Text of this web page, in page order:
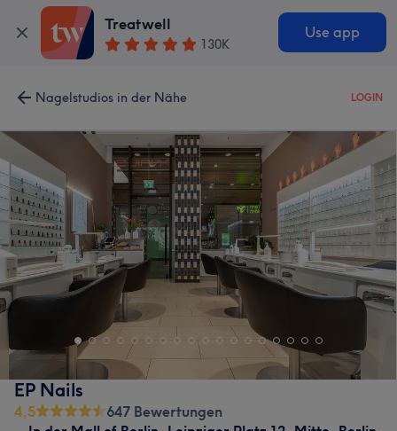
Treatwell
130K
Use app
Nagelstudios in der Nähe LOGIN
EP Nails
4,5
647 Bewertungen